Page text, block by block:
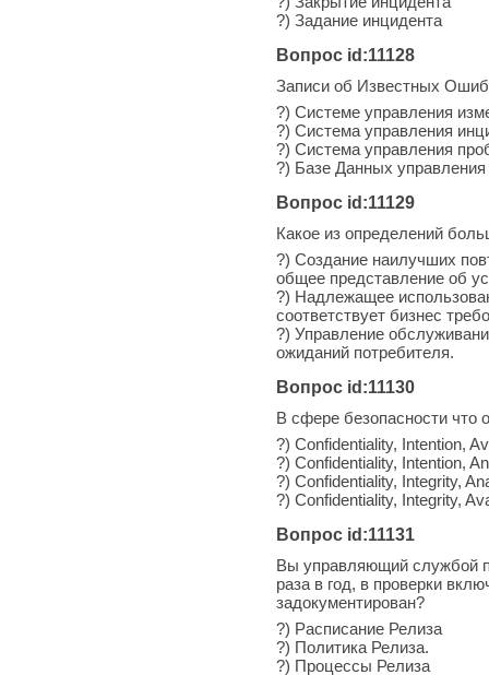
?) Задание инцидента
Вопрос id:11128
Записи об Известных
?) Системе управления
?) Система управления
?) Система управления
?) Базе Данных
Вопрос id:11129
Какое из определений
?) Создание наилучших
общее представление об
?) Надлежащее
соответствует бизнес
?) Управление
ожиданий потребителя.
Вопрос id:11130
В сфере безопасности что
?) Confidentiality, Intention,
?) Confidentiality, Intention,
?) Confidentiality, Integrity,
?) Confidentiality, Integrity,
Вопрос id:11131
Вы управляющий службой
раза в год, в проверки
задокументирован?
?) Расписание Релиза
?) Политика Релиза.
?) Процессы Релиза